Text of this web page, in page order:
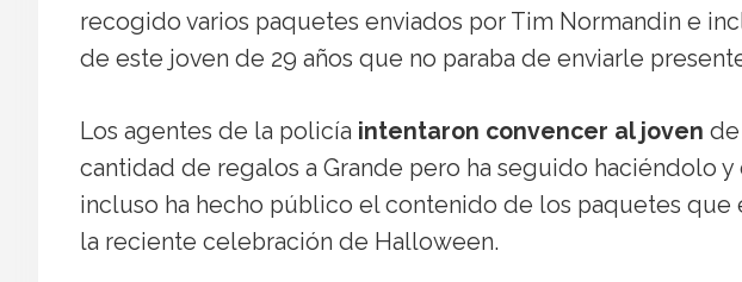
recogido varios paquetes enviados por Tim Normandin e
de este joven de 29 años que no paraba de enviarle
Los agentes de la policía intentaron convencer al joven
cantidad de regalos a Grande pero ha seguido haciéndolo
incluso ha hecho público el contenido de los paquetes que
la reciente celebración de Halloween.